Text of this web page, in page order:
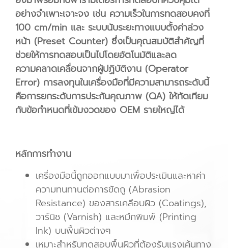
อย่างจำเพาะเจาะจง เช่น ความเร็วในการทดสอบคงที่
100 cm/min และ ระบบนับระยะทางแบบตั้งค่าล่วง
หน้า (Preset Counter) ซึ่งเป็นคุณสมบัติสำคัญที่
ช่วยให้การทดสอบเป็นไปโดยอัตโนมัติและลด
ความคลาดเคลื่อนจากผู้ปฏิบัติงาน (Operator
Error) การลงทุนในเครื่องมือที่มีความสามารถระดับนี้
คือการยกระดับการประกันคุณภาพ (QA) ให้ทัดเทียม
กับข้อกำหนดที่เข้มงวดของ OEM รายใหญ่ได้
หลักการทำงาน
เครื่องมือนี้ถูกออกแบบมาเพื่อประเมินและหาค่า
ความทนทานต่อการขัดถู (Abrasion
Resistance) ของสารเคลือบผิว (Coatings),
วาร์นิช (Varnish) และหมึกพิมพ์ (Printing
Ink) บนพื้นผิวต่างๆ
เหมาะสำหรับทดสอบพื้นผิวที่ต้องรับแรงเค้นทาง